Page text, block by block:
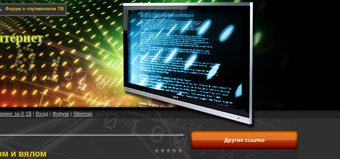
Форум о спутниковом ТВ
за 0,1$ | Вход | Форум |Sitemap
и вялом
Другие ссылки